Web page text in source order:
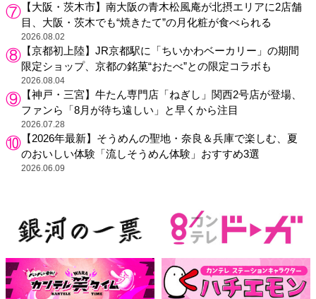
【大阪・茨木市】南大阪の青木松風庵が北摂エリアに2店舗
目、大阪・茨木でも“焼きたて”の月化粧が食べられる
2026.08.02
【京都初上陸】JR京都駅に「ちいかわベーカリー」の期間
限定ショップ、京都の銘菓“おたべ”との限定コラボも
2026.08.04
【神戸・三宮】牛たん専門店「ねぎし」関西2号店が登場、
ファンら「8月が待ち遠しい」と早くから注目
2026.07.28
【2026年最新】そうめんの聖地・奈良＆兵庫で楽しむ、夏
のおいしい体験「流しそうめん体験」おすすめ3選
2026.06.09